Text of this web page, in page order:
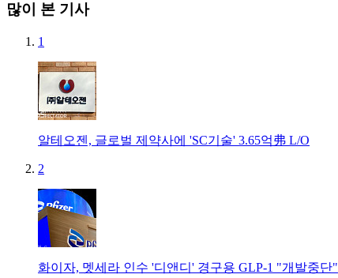
많이 본 기사
1
알테오젠, 글로벌 제약사에 'SC기술' 3.65억弗 L/O
2
화이자, 멧세라 인수 '디앤디' 경구용 GLP-1 "개발중단"